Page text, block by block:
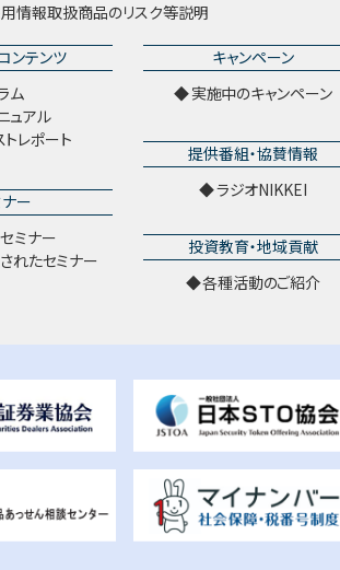
情報取扱商品のリスク等説明
ンテンツ
ム
ュアル
トレポート
ー
ミナー
れたセミナー
キャンペーン
実施中のキャンペーン
提供番組・協賛情報
ラジオNIKKEI
投資教育・地域貢献
各種活動のご紹介